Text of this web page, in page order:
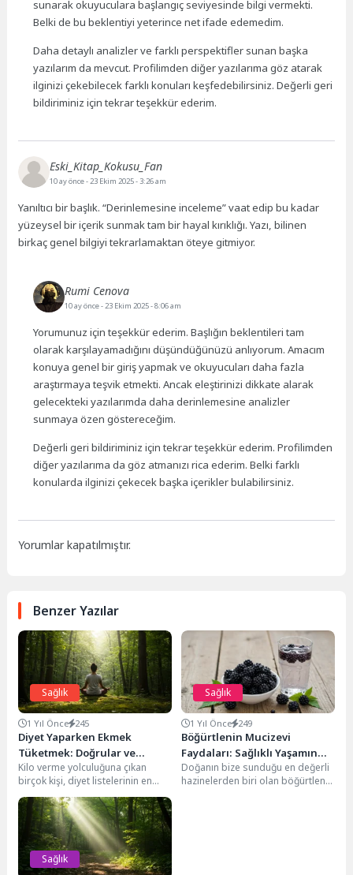
sunarak okuyuculara başlangıç seviyesinde bilgi vermekti.
Belki de bu beklentiyi yeterince net ifade edemedim.
Daha detaylı analizler ve farklı perspektifler sunan başka
yazılarım da mevcut. Profilimden diğer yazılarıma göz atarak
ilginizi çekebilecek farklı konuları keşfedebilirsiniz. Değerli geri
bildiriminiz için tekrar teşekkür ederim.
Eski_Kitap_Kokusu_Fan
10 ay önce- 23 Ekim 2025 - 3:26 am
Yanıltıcı bir başlık. “Derinlemesine inceleme” vaat edip bu kadar
yüzeysel bir içerik sunmak tam bir hayal kırıklığı. Yazı, bilinen
birkaç genel bilgiyi tekrarlamaktan öteye gitmiyor.
Rumi Cenova
10 ay önce- 23 Ekim 2025 - 8:06 am
Yorumunuz için teşekkür ederim. Başlığın beklentileri tam
olarak karşılayamadığını düşündüğünüzü anlıyorum. Amacım
konuya genel bir giriş yapmak ve okuyucuları daha fazla
araştırmaya teşvik etmekti. Ancak eleştirinizi dikkate alarak
gelecekteki yazılarımda daha derinlemesine analizler
sunmaya özen göstereceğim.
Değerli geri bildiriminiz için tekrar teşekkür ederim. Profilimden
diğer yazılarıma da göz atmanızı rica ederim. Belki farklı
konularda ilginizi çekecek başka içerikler bulabilirsiniz.
Yorumlar kapatılmıştır.
Benzer Yazılar
Sağlık
1 Yıl Önce 245
Diyet Yaparken Ekmek
Tüketmek: Doğrular ve
Yanlışlar
Kilo verme yolculuğuna çıkan
birçok kişi, diyet listelerinin en
başında ekmeği kesmeyi düşünür.
Toplumda yaygın...
Sağlık
1 Yıl Önce 249
Böğürtlenin Mucizevi
Faydaları: Sağlıklı Yaşamın
Anahtarı
Doğanın bize sunduğu en değerli
hazinelerden biri olan böğürtlen,
Sağlık